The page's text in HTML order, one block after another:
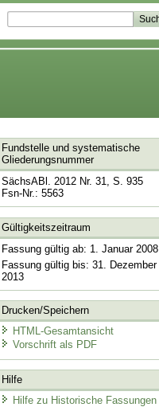
Fundstelle und systematische
Gliederungsnummer
SächsABl. 2012 Nr. 31, S. 935
Fsn-Nr.: 5563
Gültigkeitszeitraum
Fassung gültig ab: 1. Januar 2008
Fassung gültig bis: 31. Dezember
2013
Drucken/Speichern
HTML-Gesamtansicht
Vorschrift als PDF
Hilfe
Hilfe zu Historische Fassungen